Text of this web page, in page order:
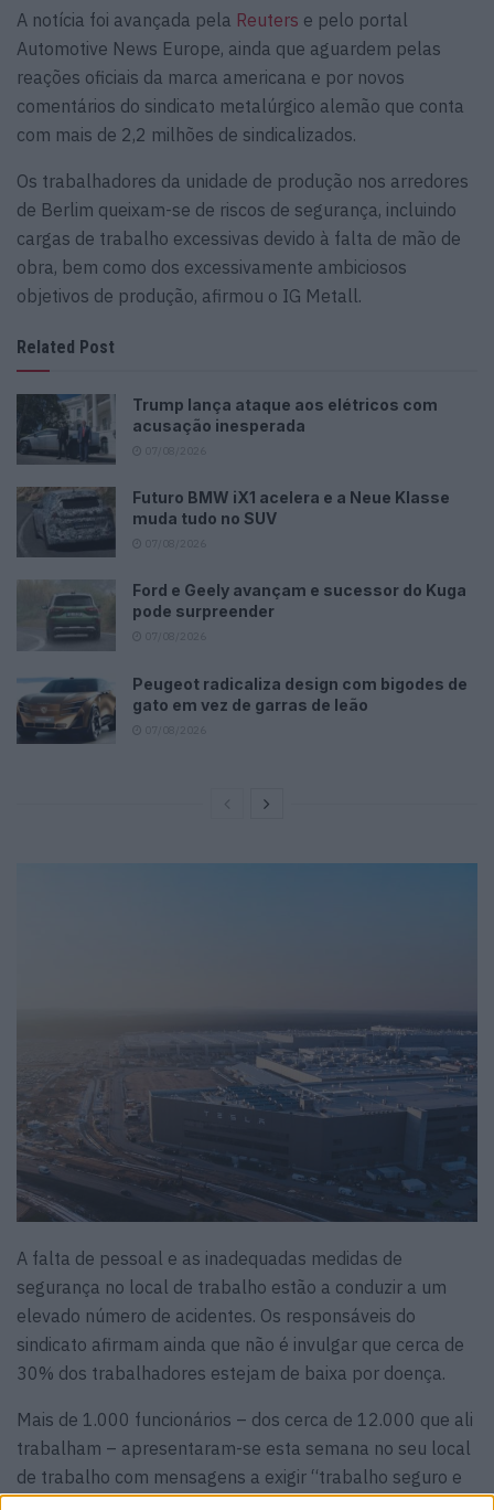
A notícia foi avançada pela Reuters e pelo portal
Automotive News Europe, ainda que aguardem pelas
reações oficiais da marca americana e por novos
comentários do sindicato metalúrgico alemão que conta
com mais de 2,2 milhões de sindicalizados.
Os trabalhadores da unidade de produção nos arredores
de Berlim queixam-se de riscos de segurança, incluindo
cargas de trabalho excessivas devido à falta de mão de
obra, bem como dos excessivamente ambiciosos
objetivos de produção, afirmou o IG Metall.
Related Post
Trump lança ataque aos elétricos com
acusação inesperada
Futuro BMW iX1 acelera e a Neue Klasse
muda tudo no SUV
Ford e Geely avançam e sucessor do Kuga
pode surpreender
Peugeot radicaliza design com bigodes de
gato em vez de garras de leão
A falta de pessoal e as inadequadas medidas de
segurança no local de trabalho estão a conduzir a um
elevado número de acidentes. Os responsáveis do
sindicato afirmam ainda que não é invulgar que cerca de
30% dos trabalhadores estejam de baixa por doença.
Mais de 1.000 funcionários – dos cerca de 12.000 que ali
trabalham – apresentaram-se esta semana no seu local
de trabalho com mensagens a exigir “trabalho seguro e